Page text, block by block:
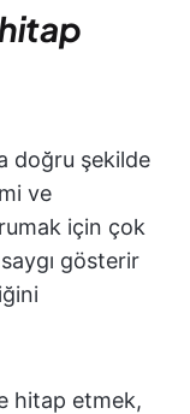
doğru şekilde
ve
için çok
gösterir
hitap etmek,